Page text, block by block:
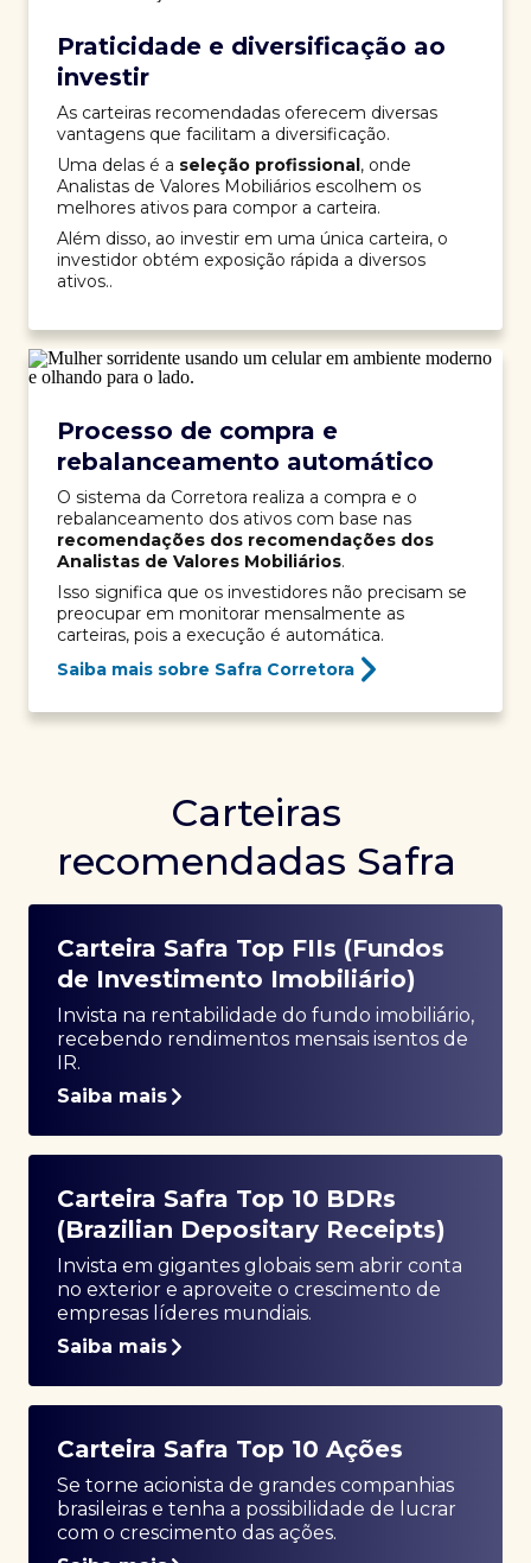
Praticidade e diversificação ao
investir
As carteiras recomendadas oferecem diversas
vantagens que facilitam a diversificação.
Uma delas é a seleção profissional, onde
Analistas de Valores Mobiliários escolhem os
melhores ativos para compor a carteira.
Além disso, ao investir em uma única carteira, o
investidor obtém exposição rápida a diversos
ativos..
Processo de compra e
rebalanceamento automático
O sistema da Corretora realiza a compra e o
rebalanceamento dos ativos com base nas
recomendações dos recomendações dos
Analistas de Valores Mobiliários.
Isso significa que os investidores não precisam se
preocupar em monitorar mensalmente as
carteiras, pois a execução é automática.
Saiba mais sobre Safra Corretora
Carteiras
recomendadas Safra
Carteira Safra Top FIIs (Fundos
de Investimento Imobiliário)
Invista na rentabilidade do fundo imobiliário,
recebendo rendimentos mensais isentos de
IR.
Saiba mais
Carteira Safra Top 10 BDRs
(Brazilian Depositary Receipts)
Invista em gigantes globais sem abrir conta
no exterior e aproveite o crescimento de
empresas líderes mundiais.
Saiba mais
Carteira Safra Top 10 Ações
Se torne acionista de grandes companhias
brasileiras e tenha a possibilidade de lucrar
com o crescimento das ações.